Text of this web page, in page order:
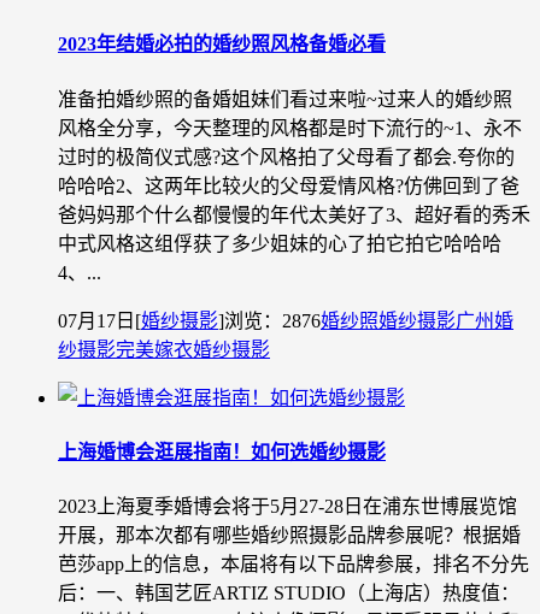
2023年结婚必拍的婚纱照风格备婚必看
准备拍婚纱照的备婚姐妹们看过来啦~过来人的婚纱照
风格全分享，今天整理的风格都是时下流行的~1、永不
过时的极简仪式感?这个风格拍了父母看了都会.夸你的
哈哈哈2、这两年比较火的父母爱情风格?仿佛回到了爸
爸妈妈那个什么都慢慢的年代太美好了3、超好看的秀禾
中式风格‍这组俘获了多少姐妹的心了拍它拍它哈哈哈
4、...
07月17日 [婚纱摄影]浏览：2876婚纱照婚纱摄影广州婚
纱摄影完美嫁衣婚纱摄影
上海婚博会逛展指南！如何选婚纱摄影
2023上海夏季婚博会将于5月27-28日在浦东世博展览馆
开展，那本次都有哪些婚纱照摄影品牌参展呢？根据婚
芭莎app上的信息，本届将有以下品牌参展，排名不分先
后：一、韩国艺匠ARTIZ STUDIO（上海店）热度值：